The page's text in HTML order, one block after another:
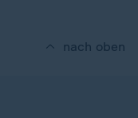
nach oben